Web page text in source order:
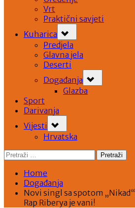
Vrt
Praktični savjeti
Kuharica
sub-
menu
Predjela
Glavna jela
Deserti
Događanja
sub-
menu
Glazba
Sport
Darivanja
Vijesti
sub-
menu
Hrvatska
Pretraži:
Home
Događanja
Novi singl sa spotom
Rap Riberya je vani!